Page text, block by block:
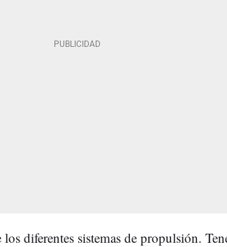
diferentes sistemas de propulsión.